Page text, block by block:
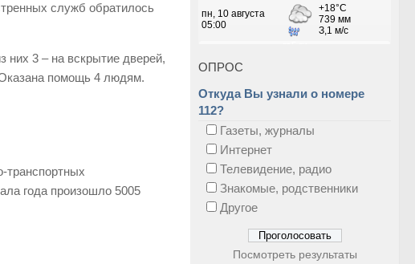
служб обратилось
3 – на вскрытие дверей,
помощь 4 людям.
транспортных
года произошло 5005
ОПРОС
Откуда Вы узнали о номере
112?
Газеты, журналы
Интернет
Телевидение, радио
Знакомые, родственники
Другое
Посмотреть результаты